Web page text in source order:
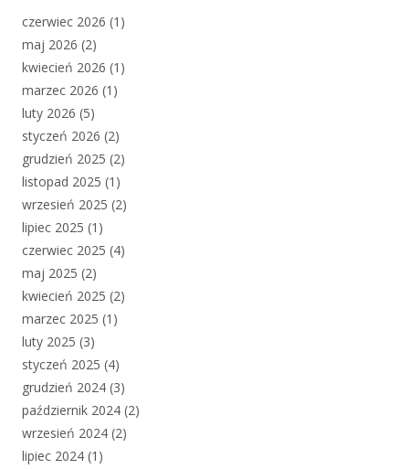
czerwiec 2026 (1)
maj 2026 (2)
kwiecień 2026 (1)
marzec 2026 (1)
luty 2026 (5)
styczeń 2026 (2)
grudzień 2025 (2)
listopad 2025 (1)
wrzesień 2025 (2)
lipiec 2025 (1)
czerwiec 2025 (4)
maj 2025 (2)
kwiecień 2025 (2)
marzec 2025 (1)
luty 2025 (3)
styczeń 2025 (4)
grudzień 2024 (3)
październik 2024 (2)
wrzesień 2024 (2)
lipiec 2024 (1)